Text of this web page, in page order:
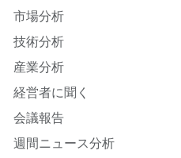
市場分析
技術分析
産業分析
経営者に聞く
会議報告
週間ニュース分析